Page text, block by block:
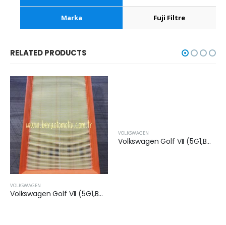
Marka Fuji Filtre
RELATED PRODUCTS
Volkswagen Golf VII (5G1,BQ1,BE1,BE2) 2013 Sonrası 1.6 Dizel Hava Filtresi
VOLKSWAGEN
Volkswagen Golf VII (5G1,BQ1,BE1,BE2) 2014 Sonrası 1.6 Benzinli Hava Filtresi